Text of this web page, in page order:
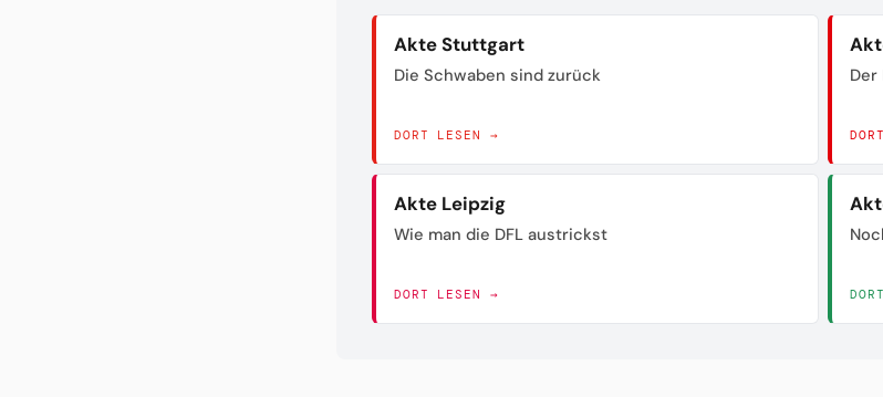
Akte Stuttgart
Die Schwaben sind zurück
DORT LESEN →
Der
Akte Leipzig
Wie man die DFL austrickst
DORT LESEN →